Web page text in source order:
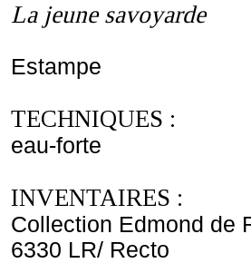
La jeune savoyarde
Estampe
TECHNIQUES :
eau-forte
INVENTAIRES :
Collection Edmond de
6330 LR/ Recto